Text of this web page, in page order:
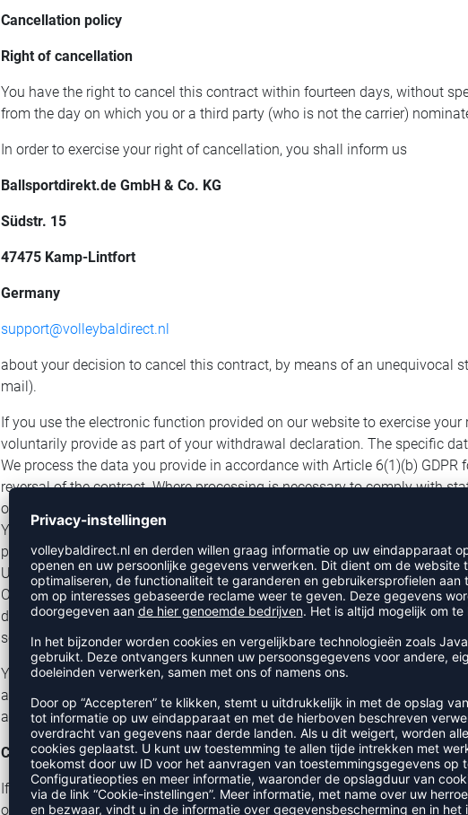
Cancellation policy
Right of cancellation
You have the right to cancel this contract within fourteen days, without
from the day on which you or a third party (who is not the carrier)
In order to exercise your right of cancellation, you shall inform us
Ballsportdirekt.de GmbH & Co. KG
Südstr. 15
47475 Kamp-Lintfort
Germany
support@volleybaldirect.nl
about your decision to cancel this contract, by means of an unequivocal
mail).
If you use the electronic function provided on our website to exercise
voluntarily provide as part of your withdrawal declaration. The specific
We process the data you provide in accordance with Article 6(1)(b)
reversal of the contract. Where processing is necessary to comply with
out in accordance with Article 6(1)(c) GDPR to fulfill our legal obligations.
Your data will only be shared to the extent necessary for processing
particular, sharing data with service providers involved in order
Upon receipt of your withdrawal declaration, you will immediately
Once the withdrawal process has been fully completed and the statutory
data will be deleted unless you have expressly consented to further use
scope where permitted by law and as explained in this notice.
You may also exercise your right of withdrawal online on our
acknowledge receipt of your notice of withdrawal on a durable medium
and the date and time at which it was received.
Consequences of cancellation
If you revoke this contract, we must repay to you all payments that we
of additional costs resulting from your choice of a type of delivery other